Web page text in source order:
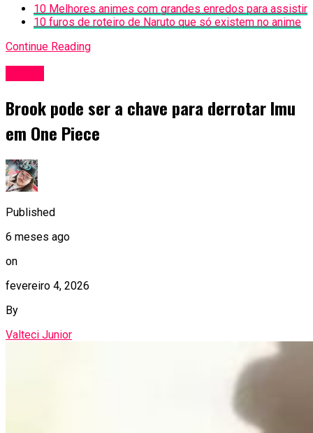
10 Melhores animes com grandes enredos para assistir
10 furos de roteiro de Naruto que só existem no anime
Continue Reading
Brook pode ser a chave para derrotar Imu
em One Piece
Published
6 meses ago
on
fevereiro 4, 2026
By
Valteci Junior